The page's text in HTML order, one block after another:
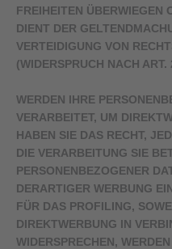
FREIHEITEN ÜBERWIEGEN
DIENT DER
VERTEIDIGUNG VON
(WIDERSPRUCH NACH
WERDEN IHRE
VERARBEITET, UM
HABEN SIE DAS RECHT,
DIE VERARBEITUNG SIE
PERSONENBEZOGENER
DERARTIGER WERBUNG
FÜR DAS PROFILING,
DIREKTWERBUNG IN
WIDERSPRECHEN,